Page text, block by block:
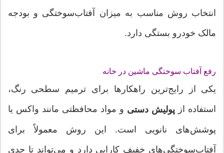
انتخاب روش مناسب به میزان آفتاب‌سوختگی و بودجه
مالک خودرو بستگی دارد.
رفع آفتاب سوختگی ماشین در خانه
یکی از رایج‌ترین راهکارها برای ترمیم سطحی رنگ،
استفاده از پولیش دستی و مواد محافظتی مانند واکس یا
پوشش‌های نانویی است. این روش معمولاً برای
آفتاب‌سوختگی‌های خفیف کارایی دارد و می‌تواند تا حدی